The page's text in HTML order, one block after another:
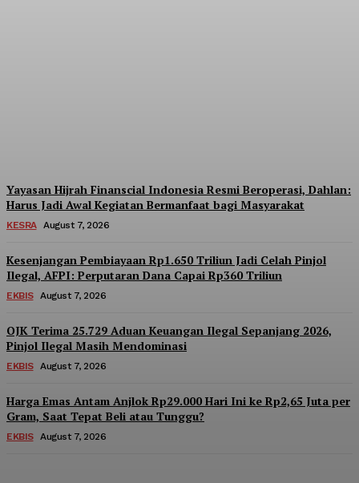
Yayasan Hijrah Finanscial Indonesia Resmi Beroperasi, Dahlan:
Harus Jadi Awal Kegiatan Bermanfaat bagi Masyarakat
KESRA August 7, 2026
Kesenjangan Pembiayaan Rp1.650 Triliun Jadi Celah Pinjol
Ilegal, AFPI: Perputaran Dana Capai Rp360 Triliun
EKBIS August 7, 2026
OJK Terima 25.729 Aduan Keuangan Ilegal Sepanjang 2026,
Pinjol Ilegal Masih Mendominasi
EKBIS August 7, 2026
Harga Emas Antam Anjlok Rp29.000 Hari Ini ke Rp2,65 Juta per
Gram, Saat Tepat Beli atau Tunggu?
EKBIS August 7, 2026